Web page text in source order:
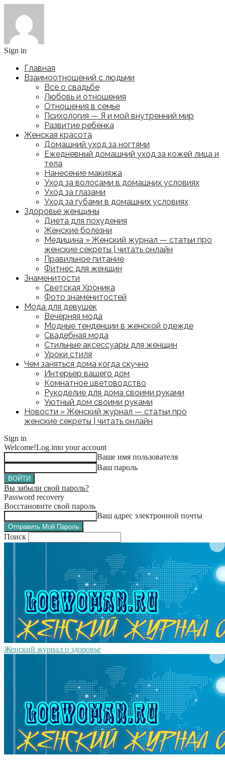
Sign in
Главная
Взаимоотношений с людьми
Все о свадьбе
Любовь и отношения
Отношения в семье
Психология — Я и мой внутренний мир
Развитие ребенка
Женская красота
Домашний уход за ногтями
Ежедневный домашний уход за кожей лица и
тела
Нанесение макияжа
Уход за волосами в домашних условиях
Уход за глазами
Уход за губами в домашних условиях
Здоровье женщины
Диета для похудения
Женские болезни
Медицина » Женский журнал — статьи про
женские секреты | читать онлайн
Правильное питание
Фитнес для женщин
Знаменитости
Светская Хроника
Фото знаменитостей
Мода для девушек
Вечерняя мода
Модные тенденции в женской одежде
Свадебная мода
Стильные аксессуары для женщин
Уроки стиля
Чем заняться дома когда скучно
Интерьер вашего дом
Комнатное цветоводство
Рукоделие для дома своими руками
Уютный дом своими руками
Новости » Женский журнал — статьи про
женские секреты | читать онлайн
Sign in
Welcome!Log into your account
Ваше имя пользователя
Ваш пароль
Вы забыли свой пароль?
Password recovery
Восстановите свой пароль
Ваш адрес электронной почты
Поиск
Женский журнал о здоровье